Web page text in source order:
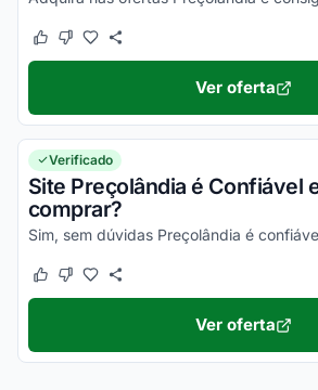
Este cupom funcionou
Este cupom não funcionou
Ver oferta
Verificado
Site Preçolândia é Confiável
comprar?
Este cupom funcionou
Este cupom não funcionou
Ver oferta